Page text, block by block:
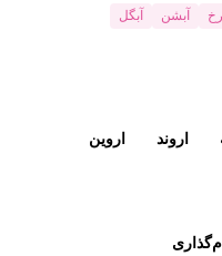
آبشن آبگل
اروند
اروین